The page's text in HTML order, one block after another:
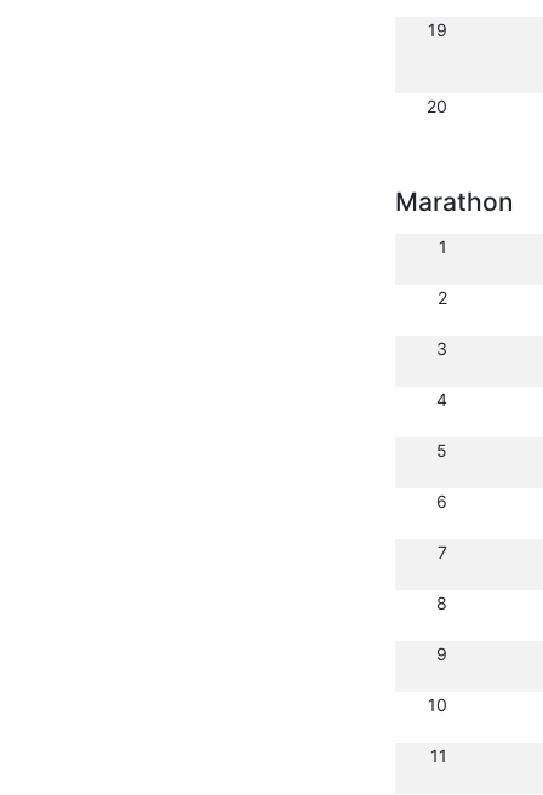
19
20
Marathon
1
2
3
4
5
6
7
8
9
10
11